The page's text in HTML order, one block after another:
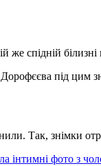
же спідній
під цим
Так, знімки
інтимні фото з